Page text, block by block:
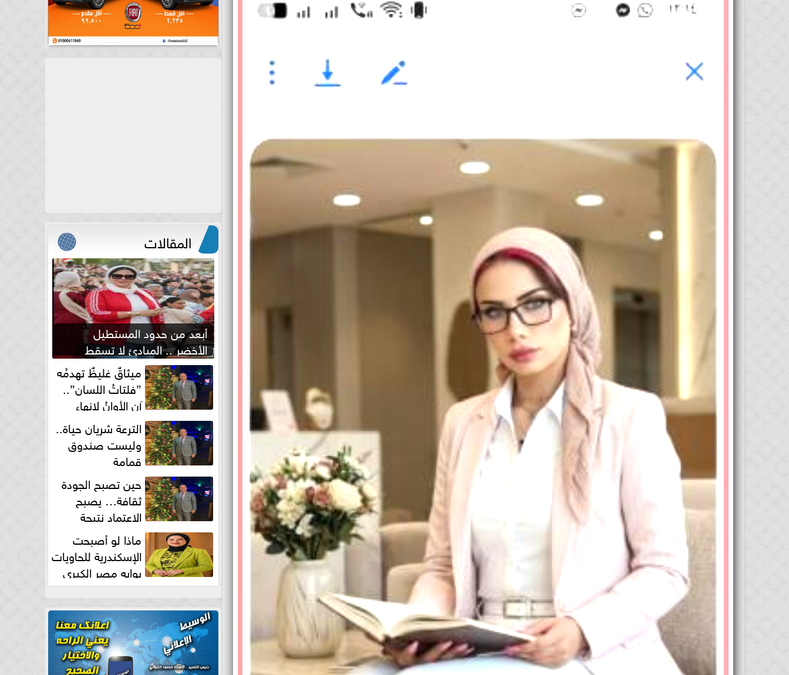
المقالات
أبعد من حدود المستطيل
الأخضر .. المبادئ لا تسقط
بصفارة الحكم ميثاقٌ غليظٌ تهدمُه
”فلتاتُ اللسان”..
آن الأوانُ لإنهاءِ
فوضى الطلاق الشفهي!الترعة شريان حياة..
وليست صندوق
قمامة
حين تصبح الجودة
ثقافة… يصبح
الاعتماد نتيجة
طبيعية
ماذا لو أصبحت
الإسكندرية للحاويات
بوابه مصر الكبري
للتجارة العالمية بقلم د...